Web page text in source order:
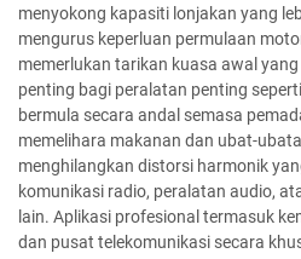
menyokong kapasiti lonjakan yang
mengurus keperluan permulaan
memerlukan tarikan kuasa awal
penting bagi peralatan penting
bermula secara andal semasa
memelihara makanan dan ubat-
menghilangkan distorsi harmonik
komunikasi radio, peralatan audio,
lain. Aplikasi profesional termasuk
dan pusat telekomunikasi secara